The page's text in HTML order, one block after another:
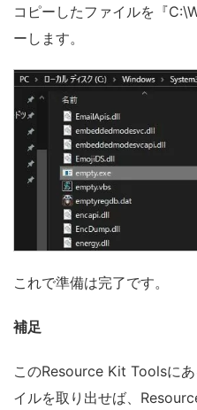
コピーしたファイルを『
ーします。
これで準備は完了です。
補足
このResource Kit Toolsに
イルを取り出せば、